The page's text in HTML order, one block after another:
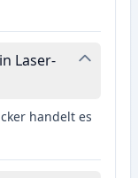
Laser-
handelt es